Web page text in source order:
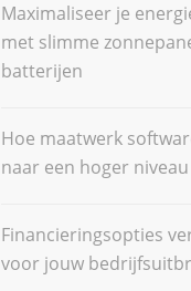
Maximaliseer je
met slimme
batterijen
Hoe maatwerk
naar een hoger
Financieringsopties
voor jouw